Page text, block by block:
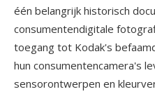
één belangrijk historisch
consumentendigitale
toegang tot Kodak's
hun consumentencamera's
sensorontwerpen en